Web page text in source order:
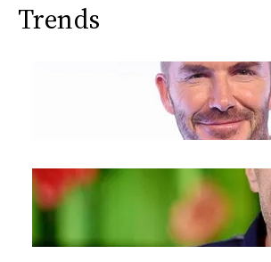
Trends